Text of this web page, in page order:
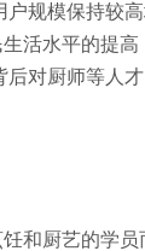
规模保持较高
活水平的提
对厨师等人
和厨艺的学